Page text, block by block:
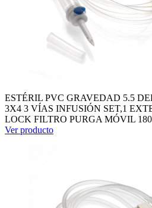
ESTÉRIL PVC GRAVEDAD 5.5
3X4 3 VÍAS INFUSIÓN SET,1
LOCK FILTRO PURGA MÓVIL
Ver producto